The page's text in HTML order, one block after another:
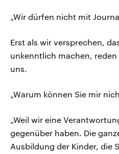
„Wir dürfen nicht mit
Erst als wir versprechen,
unkenntlich machen,
uns.
„Warum können Sie mir
„Weil wir eine
gegenüber haben. Die
Ausbildung der Kinder, die